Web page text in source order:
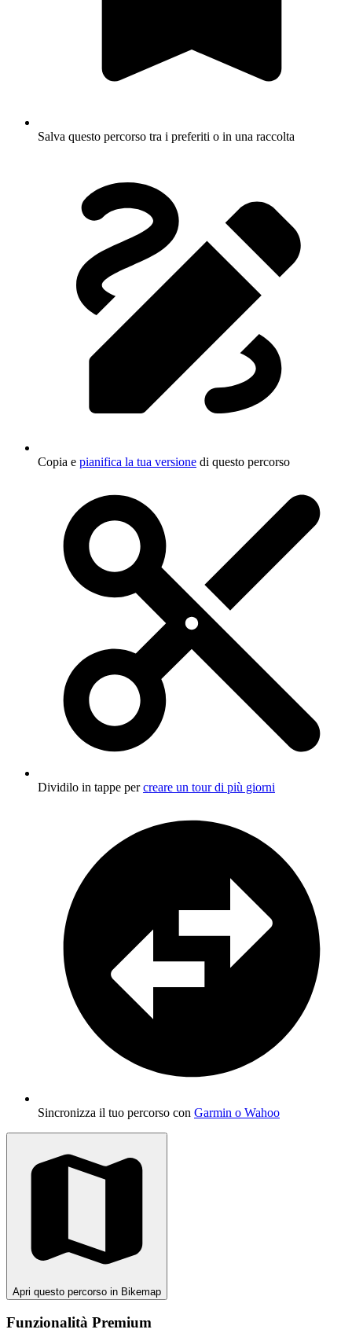
Salva questo percorso tra i preferiti o in una raccolta
Copia e pianifica la tua versione di questo percorso
Dividilo in tappe percreare un tour di più giorni
Sincronizza il tuo percorso con Garmin o Wahoo
Apri questo percorso in Bikemap
Funzionalità Premium